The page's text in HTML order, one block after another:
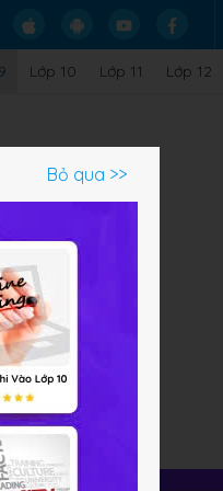
Lớp 10 Lớp 11 Lớp 12
Bỏ qua >>